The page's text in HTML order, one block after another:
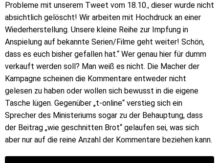
Probleme mit unserem Tweet vom 18.10., dieser wurde nicht
absichtlich gelöscht! Wir arbeiten mit Hochdruck an einer
Wiederherstellung. Unsere kleine Reihe zur Impfung in
Anspielung auf bekannte Serien/Filme geht weiter! Schön,
dass es euch bisher gefallen hat.“ Wer genau hier für dumm
verkauft werden soll? Man weiß es nicht. Die Macher der
Kampagne scheinen die Kommentare entweder nicht
gelesen zu haben oder wollen sich bewusst in die eigene
Tasche lügen. Gegenüber „t-online“ verstieg sich ein
Sprecher des Ministeriums sogar zu der Behauptung, dass
der Beitrag „wie geschnitten Brot“ gelaufen sei, was sich
aber nur auf die reine Anzahl der Kommentare beziehen kann.